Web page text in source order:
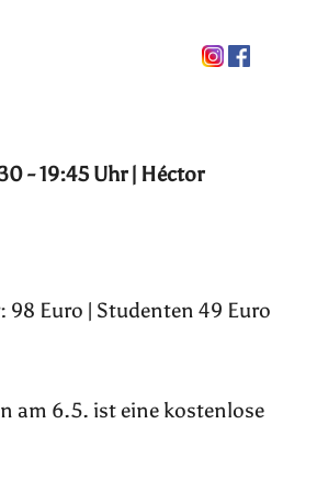
- 19:45 Uhr | Héctor
98 Euro | Studenten 49 Euro
am 6.5. ist eine kostenlose